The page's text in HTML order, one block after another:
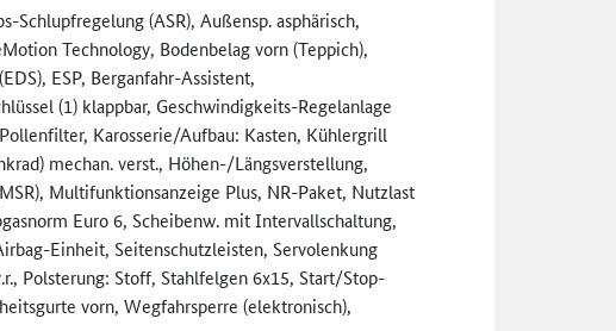
Schlupfregelung (ASR), Außensp. asphärisch,
Technology, Bodenbelag vorn (Teppich),
ESP, Berganfahr-Assistent,
(1) klappbar, Geschwindigkeits-Regelanlage
Karosserie/Aufbau: Kasten, Kühlergrill
mechan. verst., Höhen-/Längsverstellung,
Multifunktionsanzeige Plus, NR-Paket, Nutzlast
Euro 6, Scheibenw. mit Intervallschaltung,
Einheit, Seitenschutzleisten, Servolenkung
Polsterung: Stoff, Stahlfelgen 6x15, Start/Stop-
vorn, Wegfahrsperre (elektronisch),